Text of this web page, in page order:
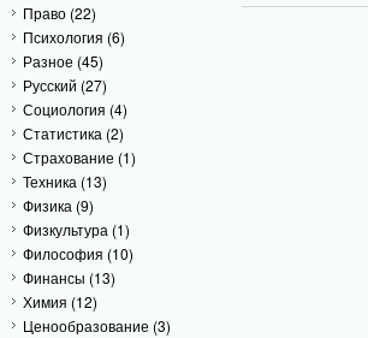
Право (22)
Психология (6)
Разное (45)
Русский (27)
Социология (4)
Статистика (2)
Страхование (1)
Техника (13)
Физика (9)
Физкультура (1)
Философия (10)
Финансы (13)
Химия (12)
Ценообразование (3)